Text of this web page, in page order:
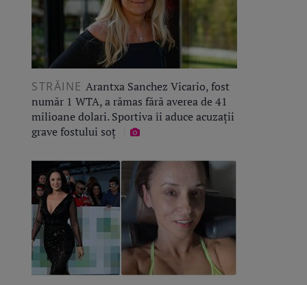
STRĂINE Arantxa Sanchez Vicario, fost
număr 1 WTA, a rămas fără averea de 41
milioane dolari. Sportiva îi aduce acuzații
grave fostului soț